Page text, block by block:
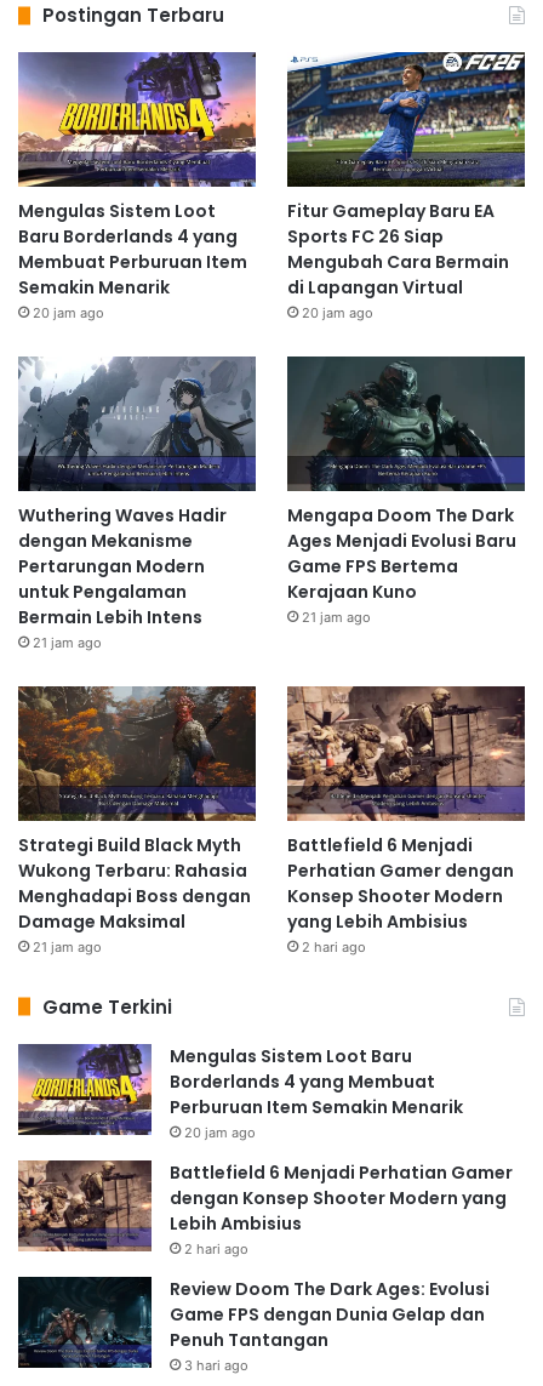
Postingan Terbaru
Mengulas Sistem Loot
Baru Borderlands 4 yang
Membuat Perburuan Item
Semakin Menarik
20 jam ago
Fitur Gameplay Baru EA
Sports FC 26 Siap
Mengubah Cara Bermain
di Lapangan Virtual
20 jam ago
Wuthering Waves Hadir
dengan Mekanisme
Pertarungan Modern
untuk Pengalaman
Bermain Lebih Intens
21 jam ago
Mengapa Doom The Dark
Ages Menjadi Evolusi Baru
Game FPS Bertema
Kerajaan Kuno
21 jam ago
Strategi Build Black Myth
Wukong Terbaru: Rahasia
Menghadapi Boss dengan
Damage Maksimal
21 jam ago
Battlefield 6 Menjadi
Perhatian Gamer dengan
Konsep Shooter Modern
yang Lebih Ambisius
2 hari ago
Game Terkini
Mengulas Sistem Loot Baru
Borderlands 4 yang Membuat
Perburuan Item Semakin Menarik
20 jam ago
Battlefield 6 Menjadi Perhatian Gamer
dengan Konsep Shooter Modern yang
Lebih Ambisius
2 hari ago
Review Doom The Dark Ages: Evolusi
Game FPS dengan Dunia Gelap dan
Penuh Tantangan
3 hari ago